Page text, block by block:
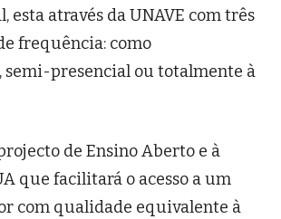
esta através da UNAVE com três
frequência: como
semi-presencial ou totalmente à
de Ensino Aberto e à
que facilitará o acesso a um
com qualidade equivalente à